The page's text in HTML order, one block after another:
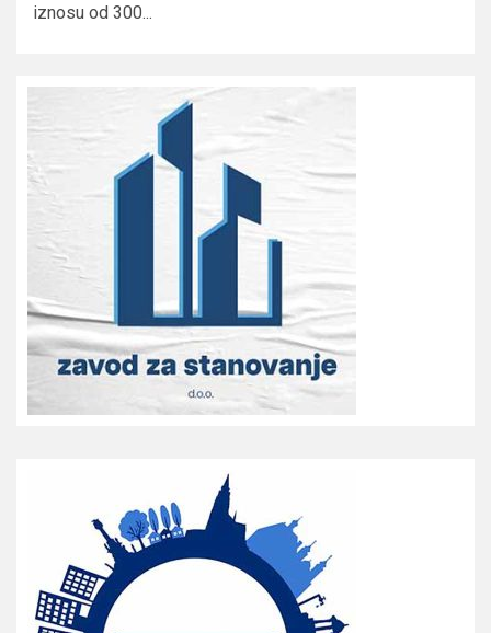
iznosu od 300...